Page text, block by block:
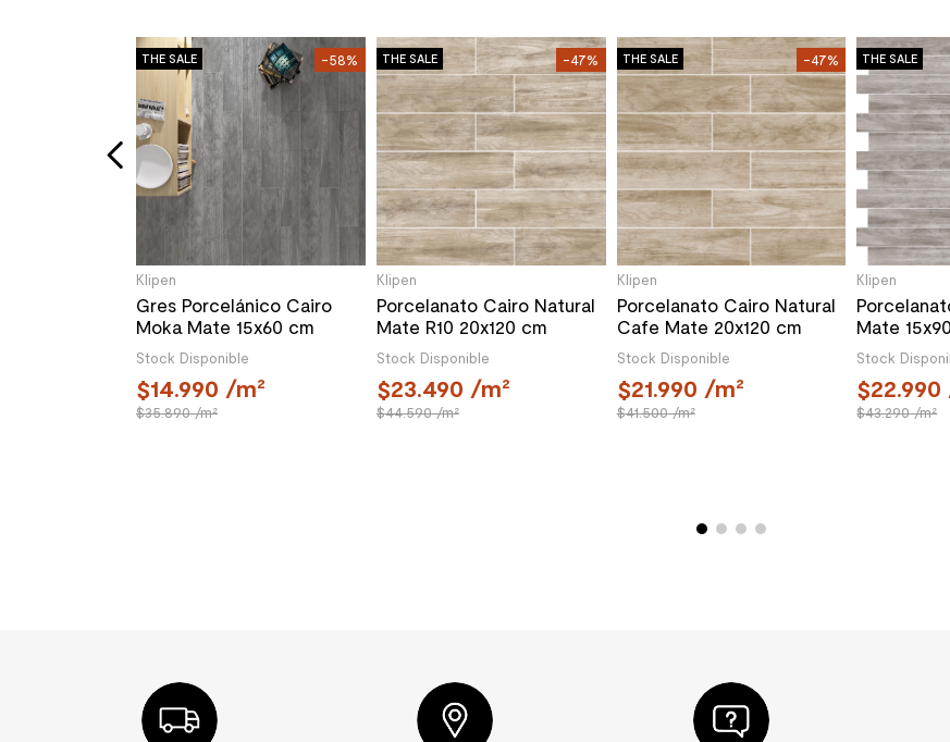
THE SALE -58%
Klipen
Gres Porcelánico Cairo
Moka Mate 15x60 cm
Stock Disponible
14.990 /m²
35.890/m²
THE SALE -47%
Klipen
Porcelanato Cairo Natural
Mate R10 20x120 cm
Stock Disponible
23.490 /m²
44.590/m²
THE SALE -47%
Klipen
Porcelanato Cairo Natural
Cafe Mate 20x120 cm
Stock Disponible
21.990 /m²
41.500/m²
THE SALE
Klipen
Mate
Stock
22.990
43.290/m²